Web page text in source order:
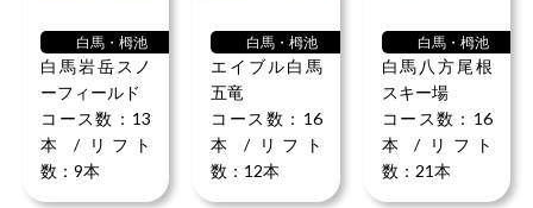
白馬・栂池
白馬岩岳スノ
ーフィールド
コース数：13
本 / リフト
数：9本
白馬・栂池
エイブル白馬
五竜
コース数：16
本 / リフト
数：12本
白馬・栂池
白馬八方尾根
スキー場
コース数：16
本 / リフト
数：21本